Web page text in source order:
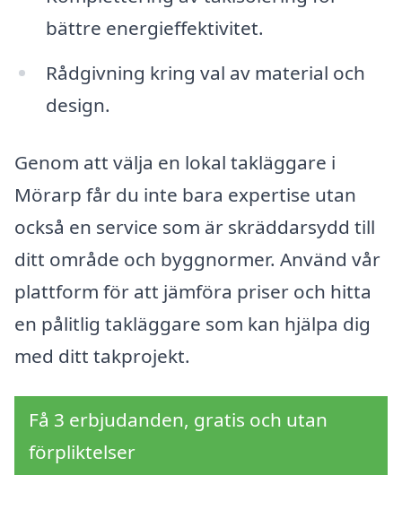
bättre energieffektivitet.
Rådgivning kring val av material och
design.
Genom att välja en lokal takläggare i
Mörarp får du inte bara expertise utan
också en service som är skräddarsydd till
ditt område och byggnormer. Använd vår
plattform för att jämföra priser och hitta
en pålitlig takläggare som kan hjälpa dig
med ditt takprojekt.
Få 3 erbjudanden, gratis och utan
förpliktelser